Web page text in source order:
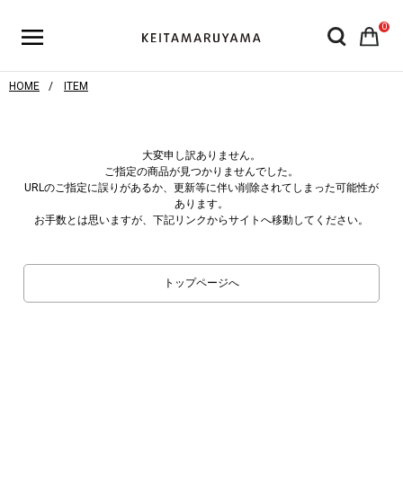
0
HOME ITEM
大変申し訳ありません。
ご指定の商品が見つかりませんでした。
URLのご指定に誤りがあるか、更新等に伴い削除されてしまった可能性が
あります。
お手数とは思いますが、下記リンクからサイトへ移動してください。
トップページへ